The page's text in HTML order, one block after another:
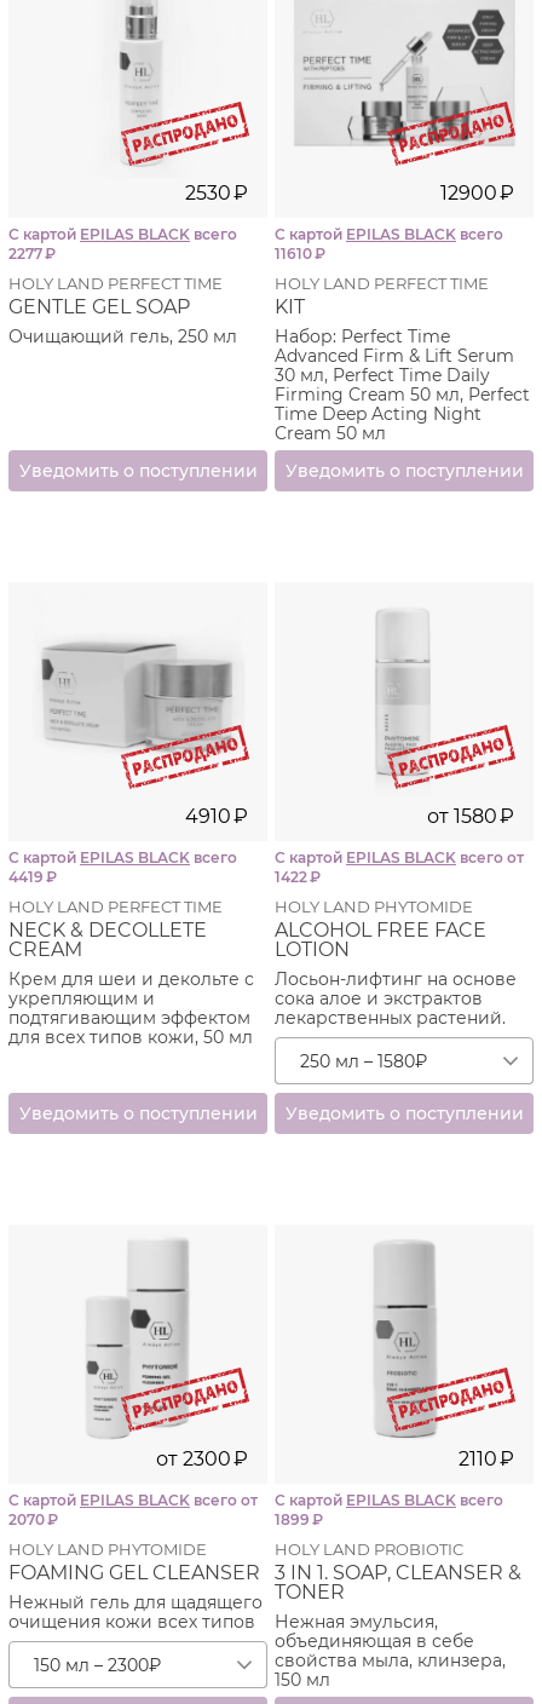
2530₽
С картой EPILAS BLACK всего
2277₽
HOLY LAND PERFECT TIME
GENTLE GEL SOAP
Очищающий гель, 250 мл
12900₽
С картой EPILAS BLACK всего
11610₽
HOLY LAND PERFECT TIME
KIT
Набор: Perfect Time
Advanced Firm & Lift Serum
30 мл, Perfect Time Daily
Firming Cream 50 мл, Perfect
Time Deep Acting Night
Cream 50 мл
4910₽
С картой EPILAS BLACK всего
4419 ₽
HOLY LAND PERFECT TIME
NECK & DECOLLETE
CREAM
Крем для шеи и декольте с
укрепляющим и
подтягивающим эффектом
для всех типов кожи, 50 мл
от 1580₽
С картой EPILAS BLACK всего от
1422₽
HOLY LAND PHYTOMIDE
ALCOHOL FREE FACE
LOTION
Лосьон-лифтинг на основе
сока алое и экстрактов
лекарственных растений.
250 мл – 1580₽
от 2300₽
С картой EPILAS BLACK всего от
2070₽
HOLY LAND PHYTOMIDE
FOAMING GEL CLEANSER
Нежный гель для щадящего
очищения кожи всех типов
150 мл – 2300₽
2110₽
С картой EPILAS BLACK всего
1899 ₽
HOLY LAND PROBIOTIC
3 IN 1. SOAP, CLEANSER &
TONER
Нежная эмульсия,
объединяющая в себе
свойства мыла, клинзера,
150 мл